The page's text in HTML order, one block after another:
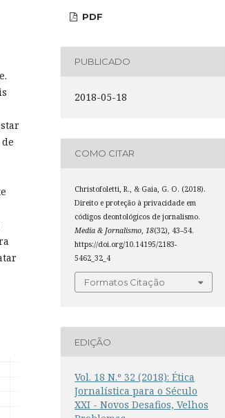
PDF
PUBLICADO
2018-05-18
COMO CITAR
Christofoletti, R., & Gaia, G. O. (2018).
Direito e proteção à privacidade em
códigos deontológicos de jornalismo.
Media & Jornalismo 18(32), 43–54.
https://doi.org/10.14195/2183-
5462_32_4
Formatos Citação
EDIÇÃO
Vol. 18 N.º 32 (2018): Ética
Jornalística para o Século
XXI - Novos Desafios, Velhos